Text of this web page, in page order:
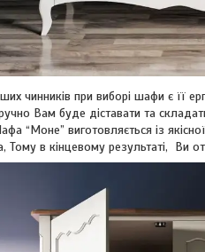
чинників при виборі шафи є її
Вам буде діставати та
“Моне” виготовляється із
Тому в кінцевому результаті, Ви